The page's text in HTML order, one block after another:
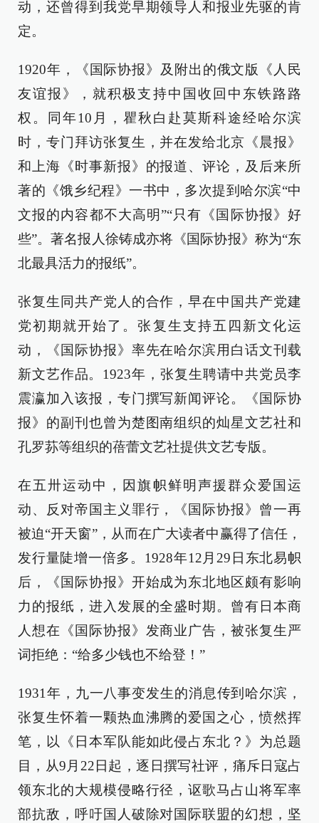
动，还曾得到我党早期领导人和报业先驱的肯
定。
1920年，《国际协报》及附出的俄文版《人民
友谊报》，就积极支持中国收回中东铁路路
权。同年10月，瞿秋白赴莫斯科途经哈尔滨
时，专门拜访张复生，并在发给北京《晨报》
和上海《时事新报》的报道、评论，及后来所
著的《饿乡纪程》一书中，多次提到哈尔滨“中
文报的内容都不大高明”“只有《国际协报》好
些”。著名报人徐铸成亦将《国际协报》称为“东
北最具活力的报纸”。
张复生同共产党人的合作，早在中国共产党建
党初期就开始了。张复生支持五四新文化运
动，《国际协报》率先在哈尔滨用白话文刊载
新文艺作品。1923年，张复生聘请中共党员李
震瀛加入该报，专门撰写新闻评论。《国际协
报》的副刊也曾为楚图南组织的灿星文艺社和
孔罗荪等组织的蓓蕾文艺社提供文艺专版。
在五卅运动中，因旗帜鲜明声援群众爱国运
动、反对帝国主义罪行，《国际协报》曾一再
被迫“开天窗”，从而在广大读者中赢得了信任，
发行量陡增一倍多。1928年12月29日东北易帜
后，《国际协报》开始成为东北地区颇有影响
力的报纸，进入发展的全盛时期。曾有日本商
人想在《国际协报》发商业广告，被张复生严
词拒绝：“给多少钱也不给登！”
1931年，九一八事变发生的消息传到哈尔滨，
张复生怀着一颗热血沸腾的爱国之心，愤然挥
笔，以《日本军队能如此侵占东北？》为总题
目，从9月22日起，逐日撰写社评，痛斥日寇占
领东北的大规模侵略行径，讴歌马占山将军率
部抗敌，呼吁国人破除对国际联盟的幻想，坚